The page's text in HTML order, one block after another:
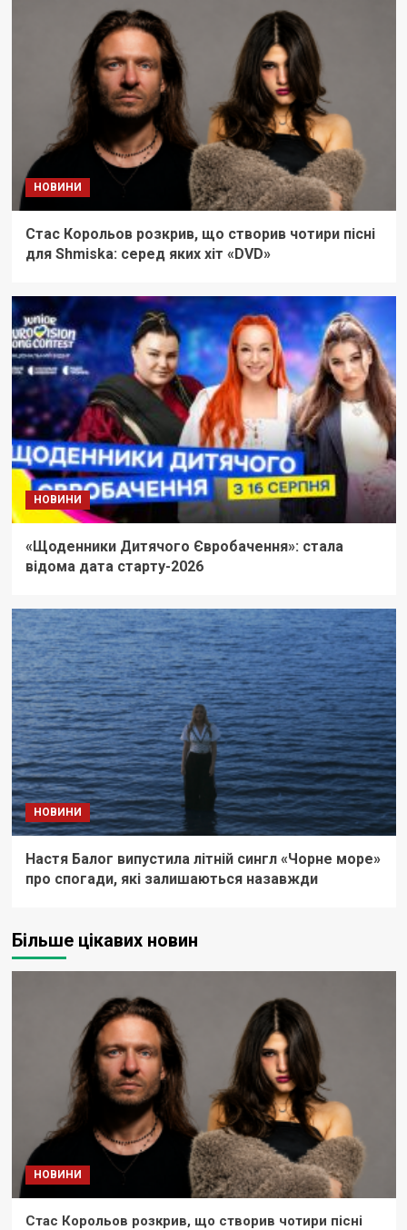
НОВИНИ
Стас Корольов розкрив, що створив чотири пісні
для Shmiska: серед яких хіт «DVD»
НОВИНИ
«Щоденники Дитячого Євробачення»: стала
відома дата старту-2026
НОВИНИ
Настя Балог випустила літній сингл «Чорне море»
про спогади, які залишаються назавжди
Більше цікавих новин
НОВИНИ
Стас Корольов розкрив, що створив чотири пісні